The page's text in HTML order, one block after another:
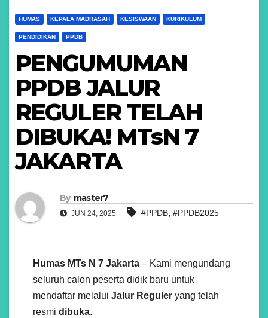
HUMAS KEPALA MADRASAH KESISWAAN KURIKULUM
PENDIDIKAN PPDB
PENGUMUMAN
PPDB JALUR
REGULER TELAH
DIBUKA! MTsN 7
JAKARTA
By master7
JUN 24, 2025 #PPDB, #PPDB2025
Humas MTs N 7 Jakarta – Kami mengundang
seluruh calon peserta didik baru untuk
mendaftar melalui Jalur Reguler yang telah
resmi dibuka.